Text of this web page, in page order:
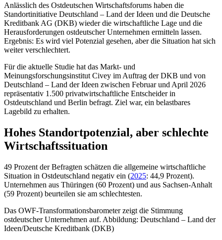
Anlässlich des Ostdeutschen Wirtschaftsforums haben die
Standortinitiative Deutschland – Land der Ideen und die Deutsche
Kreditbank AG (DKB) wieder die wirtschaftliche Lage und die
Herausforderungen ostdeutscher Unternehmen ermitteln lassen.
Ergebnis: Es wird viel Potenzial gesehen, aber die Situation hat sich
weiter verschlechtert.
Für die aktuelle Studie hat das Markt- und
Meinungsforschungsinstitut Civey im Auftrag der DKB und von
Deutschland – Land der Ideen zwischen Februar und April 2026
repräsentativ 1.500 privatwirtschaftliche Entscheider in
Ostdeutschland und Berlin befragt. Ziel war, ein belastbares
Lagebild zu erhalten.
Hohes Standortpotenzial, aber schlechte
Wirtschaftssituation
49 Prozent der Befragten schätzen die allgemeine wirtschaftliche
Situation in Ostdeutschland negativ ein (2025: 44,9 Prozent).
Unternehmen aus Thüringen (60 Prozent) und aus Sachsen-Anhalt
(59 Prozent) beurteilen sie am schlechtesten.
Das OWF-Transformationsbarometer zeigt die Stimmung
ostdeutscher Unternehmen auf. Abbildung: Deutschland – Land der
Ideen/Deutsche Kreditbank (DKB)